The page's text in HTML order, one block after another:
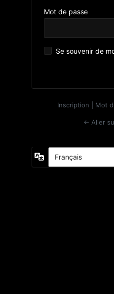
Mot de passe
Se souvenir de
Inscription Mot
← Aller
Langue